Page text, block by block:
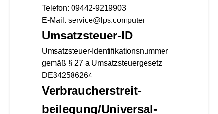
Telefon: 09442-9219903
E-Mail: service@lps.computer
Umsatzsteuer-ID
Umsatzsteuer-Identifikationsnummer
gemäß § 27 a Umsatzsteuergesetz:
DE342586264
Verbraucher­streit­
beilegung/Universal­